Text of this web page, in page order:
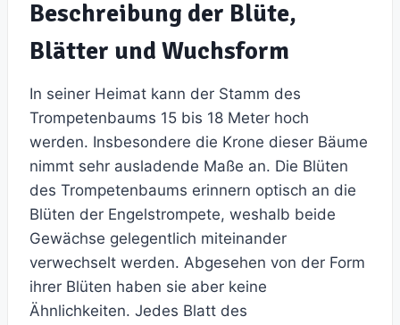
Beschreibung der Blüte,
Blätter und Wuchsform
In seiner Heimat kann der Stamm des
Trompetenbaums 15 bis 18 Meter hoch
werden. Insbesondere die Krone dieser Bäume
nimmt sehr ausladende Maße an. Die Blüten
des Trompetenbaums erinnern optisch an die
Blüten der Engelstrompete, weshalb beide
Gewächse gelegentlich miteinander
verwechselt werden. Abgesehen von der Form
ihrer Blüten haben sie aber keine
Ähnlichkeiten. Jedes Blatt des